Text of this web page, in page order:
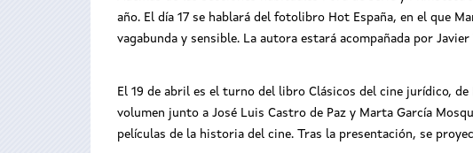
año. El día 17 se hablará del fotolibro Hot España, en el que
vagabunda y sensible. La autora estará acompañada por
El 19 de abril es el turno del libro Clásicos del cine jurídico,
volumen junto a José Luis Castro de Paz y Marta García
películas de la historia del cine. Tras la presentación, se